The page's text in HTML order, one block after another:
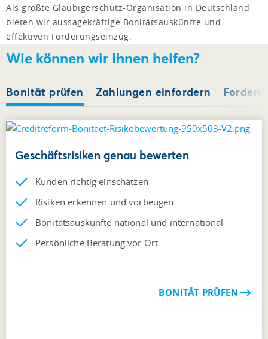
Als größte Gläubigerschutz-Organisation in Deutschland
bieten wir aussagekräftige Bonitätsauskünfte und
effektiven Forderungseinzug.
Wie können wir Ihnen helfen?
Bonität prüfen Zahlungen einfordern
Geschäftsrisiken genau bewerten
Kunden richtig einschätzen
Risiken erkennen und vorbeugen
Bonitätsauskünfte national und international
Persönliche Beratung vor Ort
BONITÄT PRÜFEN